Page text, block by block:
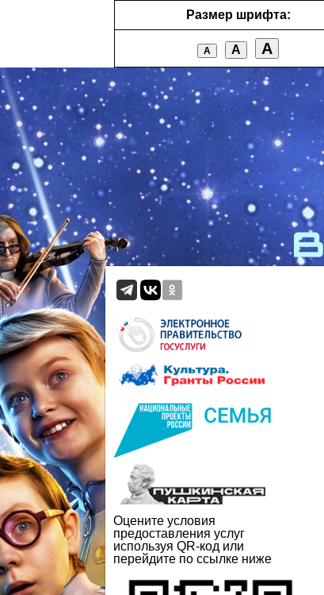
Размер шрифта:
А А А
Оцените условия
предоставления услуг
используя QR-код или
перейдите по ссылке ниже